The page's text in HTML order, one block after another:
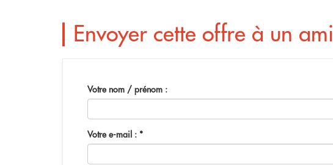
Envoyer cette offre à un ami
Votre nom / prénom :
Votre e-mail : *